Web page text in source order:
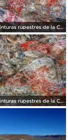
Pinturas rupestres de la Cueva del Ratón
Pinturas rupestres de la Cueva del Ratón